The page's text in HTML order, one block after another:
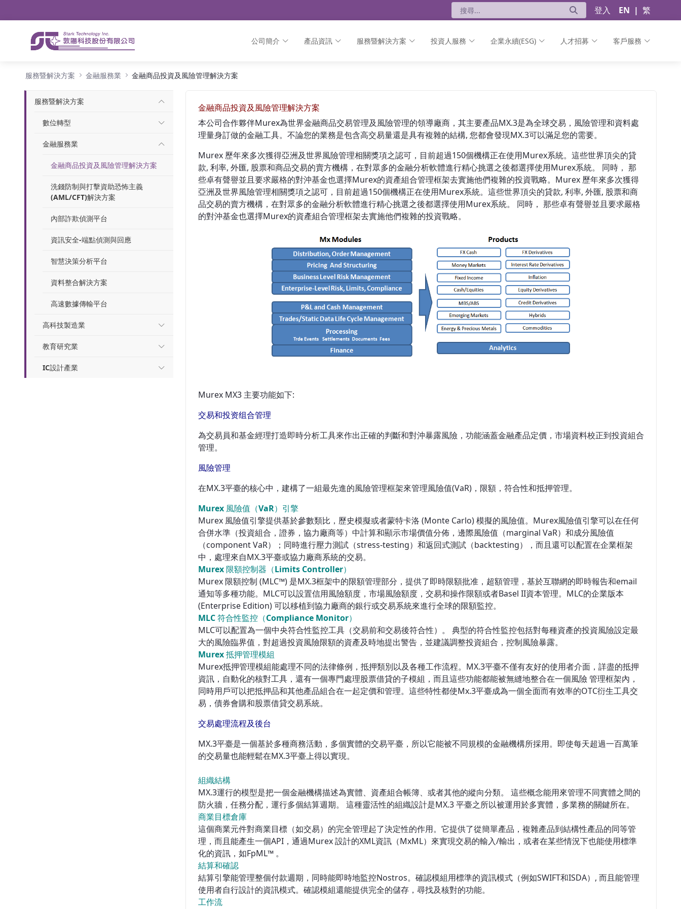
登入 EN | 繁
公司簡介 產品資訊 服務暨解決方案 投資人服務 企業永續(ESG) 人才招募 客戶服務
服務暨解決方案 金融服務業 金融商品投資及風險管理解決方案
服務暨解決方案
數位轉型
金融服務業
金融商品投資及風險管理解決方案
洗錢防制與打擊資助恐怖主義
(AML/CFT)解決方案
內部詐欺偵測平台
資訊安全-端點偵測與回應
智慧決策分析平台
資料整合解決方案
高速數據傳輸平台
高科技製造業
教育研究業
IC設計產業
金融商品投資及風險管理解決方案
本公司合作夥伴Murex為世界金融商品交易管理及風險管理的領導廠商，其主要產品MX.3是為全球交易，風險管理和資料處
理量身訂做的金融工具。不論您的業務是包含高交易量還是具有複雜的結構, 您都會發現MX.3可以滿足您的需要。
Murex 歷年來多次獲得亞洲及世界風險管理相關獎項之認可，目前超過150個機構正在使用Murex系統。這些世界頂尖的貸
款, 利率, 外匯, 股票和商品交易的賣方機構，在對眾多的金融分析軟體進行精心挑選之後都選擇使用Murex系統。 同時， 那
些卓有聲譽並且要求嚴格的對沖基金也選擇Murex的資產組合管理框架去實施他們複雜的投資戰略。Murex 歷年來多次獲得
亞洲及世界風險管理相關獎項之認可，目前超過150個機構正在使用Murex系統。這些世界頂尖的貸款, 利率, 外匯, 股票和商
品交易的賣方機構，在對眾多的金融分析軟體進行精心挑選之後都選擇使用Murex系統。 同時， 那些卓有聲譽並且要求嚴格
的對沖基金也選擇Murex的資產組合管理框架去實施他們複雜的投資戰略。
Murex MX3 主要功能如下:
交易和投资组合管理
為交易員和基金經理打造即時分析工具來作出正確的判斷和對沖暴露風險，功能涵蓋金融產品定價，市場資料校正到投資組合
管理。
風險管理
在MX.3平臺的核心中，建構了一組最先進的風險管理框架來管理風險值(VaR)，限額，符合性和抵押管理。
Murex 風險值（VaR）引擎
Murex 風險值引擎提供基於參數類比，歷史模擬或者蒙特卡洛 (Monte Carlo) 模擬的風險值。Murex風險值引擎可以在任何
合併水準（投資組合，證券，協力廠商等）中計算和顯示市場價值分佈，邊際風險值（marginal VaR）和成分風險值
（component VaR）；同時進行壓力測試（stress-testing）和返回式測試（backtesting），而且還可以配置在企業框架
中，處理來自MX.3平臺或協力廠商系統的交易。
Murex 限額控制器（Limits Controller）
Murex 限額控制 (MLC™) 是MX.3框架中的限額管理部分，提供了即時限額批准，超額管理，基於互聯網的即時報告和email
通知等多種功能。MLC可以設置信用風險額度，市場風險額度，交易和操作限額或者Basel II資本管理。MLC的企業版本
(Enterprise Edition) 可以移植到協力廠商的銀行或交易系統來進行全球的限額監控。
MLC 符合性監控（Compliance Monitor）
MLC可以配置為一個中央符合性監控工具（交易前和交易後符合性）。 典型的符合性監控包括對每種資產的投資風險設定最
大的風險臨界值，對超過投資風險限額的資產及時地提出警告，並建議調整投資組合，控制風險暴露。
Murex 抵押管理模組
Murex抵押管理模組能處理不同的法律條例，抵押類別以及各種工作流程。MX.3平臺不僅有友好的使用者介面，詳盡的抵押
資訊，自動化的核對工具，還有一個專門處理股票借貸的子模組，而且這些功能都能被無縫地整合在一個風險 管理框架內，
同時用戶可以把抵押品和其他產品組合在一起定價和管理。這些特性都使Mx.3平臺成為一個全面而有效率的OTC衍生工具交
易，債券會購和股票借貸交易系統。
交易處理流程及後台
MX.3平臺是一個基於多種商務活動，多個實體的交易平臺，所以它能被不同規模的金融機構所採用。即使每天超過一百萬筆
的交易量也能輕鬆在MX.3平臺上得以實現。
組織結構
MX.3運行的模型是把一個金融機構描述為實體、資產組合帳簿、或者其他的縱向分類。 這些概念能用來管理不同實體之間的
防火牆，任務分配，運行多個結算週期。 這種靈活性的組織設計是MX.3 平臺之所以被運用於多實體，多業務的關鍵所在。
商業目標倉庫
這個商業元件對商業目標（如交易）的完全管理起了決定性的作用。它提供了從簡單產品，複雜產品到結構性產品的同等管
理，而且能產生一個API，通過Murex 設計的XML資訊（MxML）來實現交易的輸入/輸出，或者在某些情況下也能使用標準
化的資訊，如FpML™ 。
結算和確認
結算引擎能管理整個付款週期，同時能即時地監控Nostros。確認模組用標準的資訊模式（例如SWIFT和ISDA）, 而且能管理
使用者自行設計的資訊模式。確認模組還能提供完全的儲存，尋找及核對的功能。
工作流